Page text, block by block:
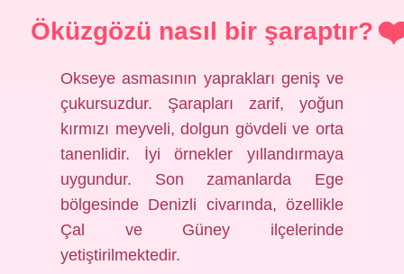
Öküzgözü nasıl bir şaraptır?
Okseye asmasının yaprakları geniş ve
çukursuzdur. Şarapları zarif, yoğun
kırmızı meyveli, dolgun gövdeli ve orta
tanenlidir. İyi örnekler yıllandırmaya
uygundur. Son zamanlarda Ege
bölgesinde Denizli civarında, özellikle
Çal ve Güney ilçelerinde
yetiştirilmektedir.